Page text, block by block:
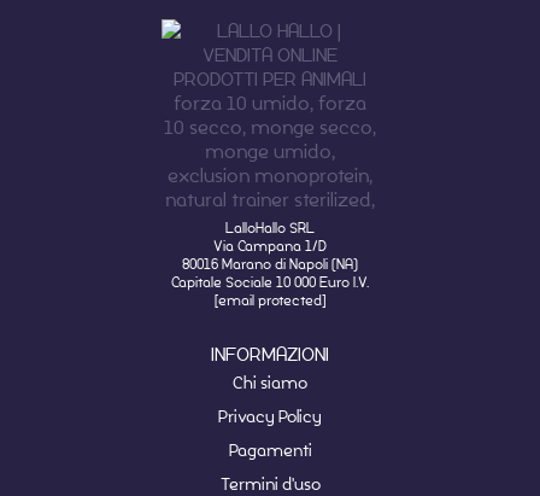
LalloHallo SRL
Via Campana 1/D
80016 Marano di Napoli (NA)
Capitale Sociale 10 000 Euro I.V.
[email protected]
INFORMAZIONI
Chi siamo
Privacy Policy
Pagamenti
Termini d'uso